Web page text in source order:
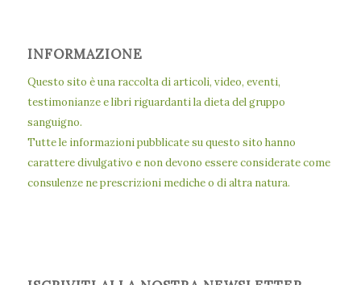
INFORMAZIONE
Questo sito è una raccolta di articoli, video, eventi,
testimonianze e libri riguardanti la dieta del gruppo
sanguigno.
Tutte le informazioni pubblicate su questo sito hanno
carattere divulgativo e non devono essere considerate come
consulenze ne prescrizioni mediche o di altra natura.